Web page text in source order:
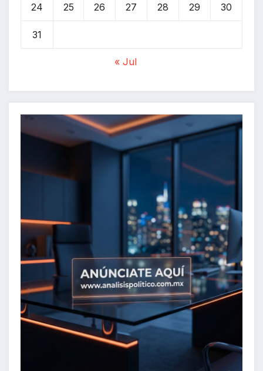
24 25 26 27 28 29 30
31
« Jul